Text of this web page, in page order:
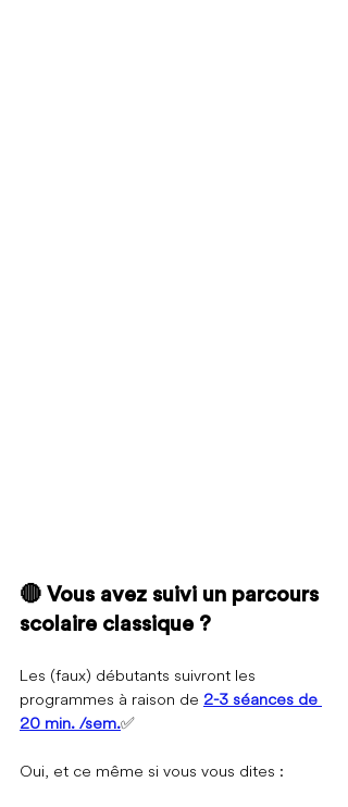
🔴 Vous avez suivi un parcours
scolaire classique ?
Les (faux) débutants suivront les
programmes à raison de 2-3 séances de
20 min. /sem. ✅
Oui, et ce même si vous vous dites :